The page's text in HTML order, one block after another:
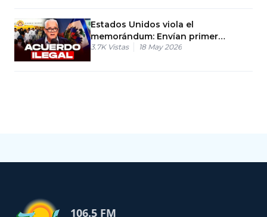
Estados Unidos viola el
memorándum: Envían primer
haitiano por acuerdo ilegal
3.7K Vistas 18 May 2026
106.5 FM